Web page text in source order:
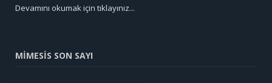
Devamını okumak için tıklayınız...
MİMESİS SON SAYI